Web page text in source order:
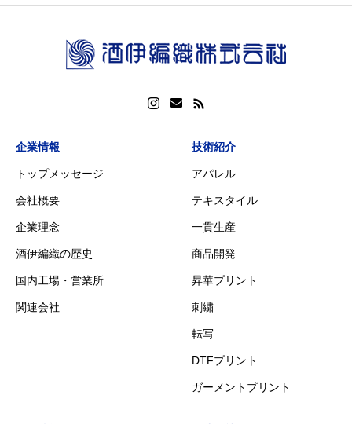
企業情報
トップメッセージ
会社概要
企業理念
酒伊編織の歴史
国内工場・営業所
関連会社
技術紹介
アパレル
テキスタイル
一貫生産
商品開発
昇華プリント
刺繍
転写
DTFプリント
ガーメントプリント